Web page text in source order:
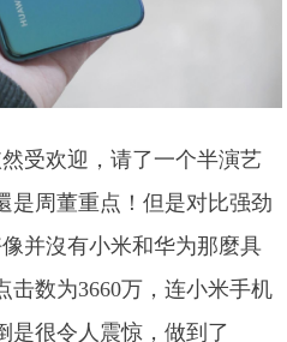
受欢迎，请了一个半演艺
是周董重点！但是对比强劲
并沒有小米和华为那麼具
击数为3660万，连小米手机
是很令人震惊，做到了